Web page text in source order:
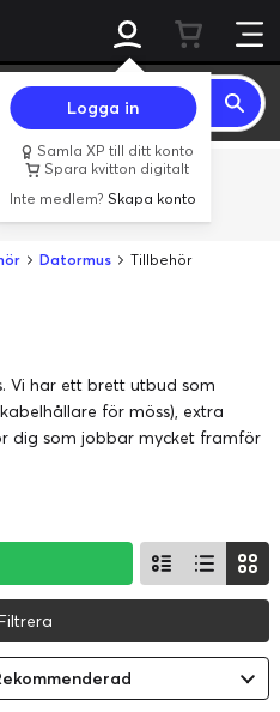
Logga in
Samla XP till ditt konto
Spara kvitton digitalt
Inte medlem?Skapa konto
över 800 kr.
frånBACK TO REALITY
Datormus Tillbehör
Vi har ett brett utbud som
för möss), extra
dig som jobbar mycket framför